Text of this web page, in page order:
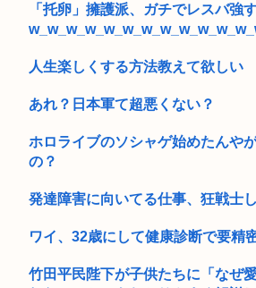
「托卵」擁護派、ガチでレスバ強
人生楽しくする方法教えて欲しい
あれ？日本軍て超悪くない？
ホロライブのソシャゲ始めたんや
の？
発達障害に向いてる仕事、狂戦士
ワイ、32歳にして健康診断で要精
竹田平民陛下が子供たちに「なぜ